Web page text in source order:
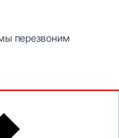
перезвоним